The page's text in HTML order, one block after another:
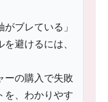
ブレている」
避けるには、
ーの購入で失敗
を、わかりやす